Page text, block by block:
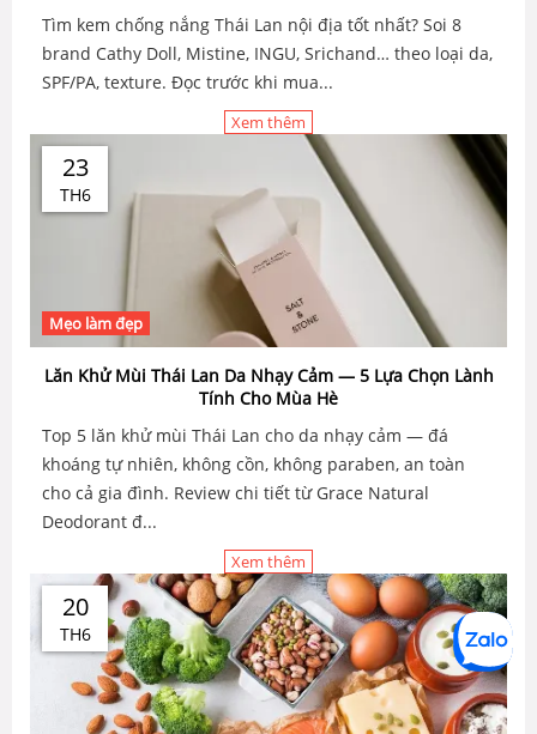
Tìm kem chống nắng Thái Lan nội địa tốt nhất? Soi 8
brand Cathy Doll, Mistine, INGU, Srichand… theo loại da,
SPF/PA, texture. Đọc trước khi mua...
Xem thêm
23
TH6
Mẹo làm đẹp
Lăn Khử Mùi Thái Lan Da Nhạy Cảm — 5 Lựa Chọn Lành
Tính Cho Mùa Hè
Top 5 lăn khử mùi Thái Lan cho da nhạy cảm — đá
khoáng tự nhiên, không cồn, không paraben, an toàn
cho cả gia đình. Review chi tiết từ Grace Natural
Deodorant đ...
Xem thêm
20
TH6